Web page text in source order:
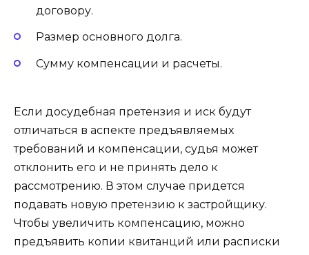
договору.
Размер основного долга.
Сумму компенсации и расчеты.
Если досудебная претензия и иск будут
отличаться в аспекте предъявляемых
требований и компенсации, судья может
отклонить его и не принять дело к
рассмотрению. В этом случае придется
подавать новую претензию к застройщику.
Чтобы увеличить компенсацию, можно
предъявить копии квитанций или расписки